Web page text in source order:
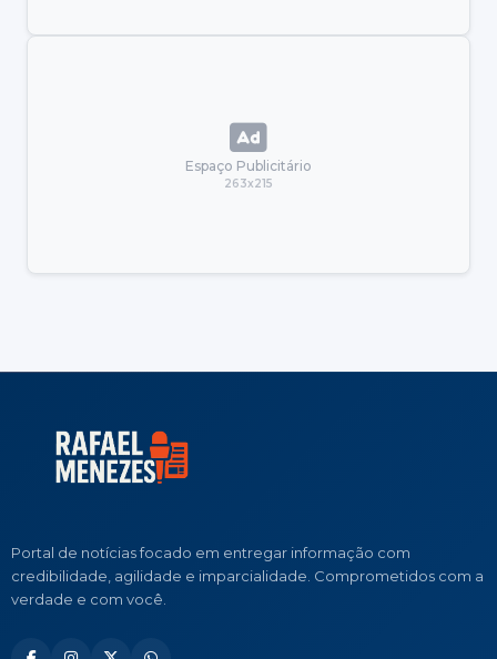
Espaço Publicitário
263x215
Portal de notícias focado em entregar informação com
credibilidade, agilidade e imparcialidade. Comprometidos com a
verdade e com você.